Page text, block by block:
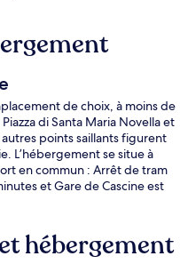
de choix, à moins de
di Santa Maria Novella et
points saillants figurent
L’hébergement se situe à
en commun : Arrêt de tram
et Gare de Cascine est
hébergement